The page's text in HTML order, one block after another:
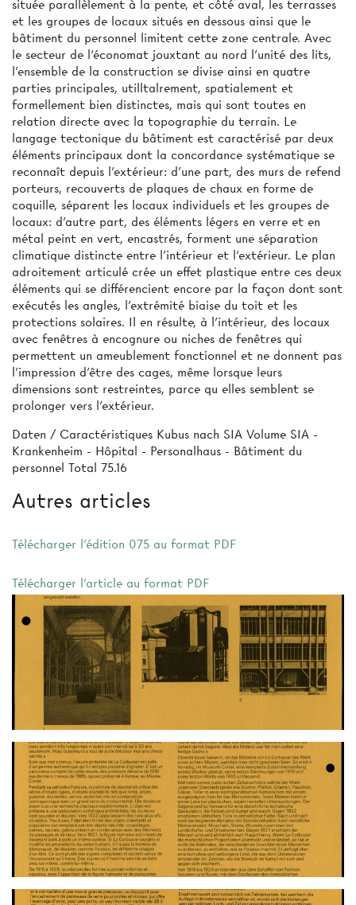
située parallèlement à la pente, et côté aval, les terrasses
et les groupes de locaux situés en dessous ainsi que le
bâtiment du personnel limitent cette zone centrale. Avec
le secteur de l'économat jouxtant au nord l'unité des lits,
l'ensemble de la construction se divise ainsi en quatre
parties principales, utilltalrement, spatialement et
formellement bien distinctes, mais qui sont toutes en
relation directe avec la topographie du terrain. Le
langage tectonique du bâtiment est caractérisé par deux
éléments principaux dont la concordance systématique se
reconnaît depuis l'extérieur: d'une part, des murs de refend
porteurs, recouverts de plaques de chaux en forme de
coquille, séparent les locaux individuels et les groupes de
locaux: d'autre part, des éléments légers en verre et en
métal peint en vert, encastrés, forment une séparation
climatique distincte entre l'intérieur et l'extérieur. Le plan
adroitement articulé crée un effet plastique entre ces deux
éléments qui se différencient encore par la façon dont sont
exécutés les angles, l'extrémité biaise du toit et les
protections solaires. Il en résulte, à l'intérieur, des locaux
avec fenêtres à encognure ou niches de fenêtres qui
permettent un ameublement fonctionnel et ne donnent pas
l’impression d’être des cages, même lorsque leurs
dimensions sont restreintes, parce qu elles semblent se
prolonger vers l’extérieur.
Daten / Caractéristiques Kubus nach SIA Volume SIA -
Krankenheim - Hôpital - Personalhaus - Bâtiment du
personnel Total 75.16
Autres articles
Télécharger l'édition 075 au format PDF
Télécharger l'article au format PDF